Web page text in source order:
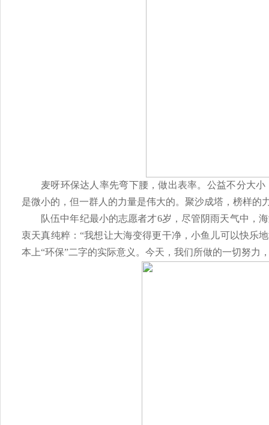
麦呀环保达人率先弯下腰，做出表率。公益不分大
是微小的，但一群人的力量是伟大的。聚沙成塔，榜样的
队伍中年纪最小的志愿者才6岁，尽管阴雨天气中，
衷天真纯粹：“我想让大海变得更干净，小鱼儿可以快乐
本上“环保”二字的实际意义。今天，我们所做的一切努力